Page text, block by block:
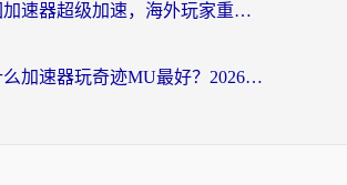
非人学园加速器超级加速，海外玩家重返国服的通行证
国外用什么加速器玩奇迹MU最好？2026海外玩家国服游戏加速全攻略